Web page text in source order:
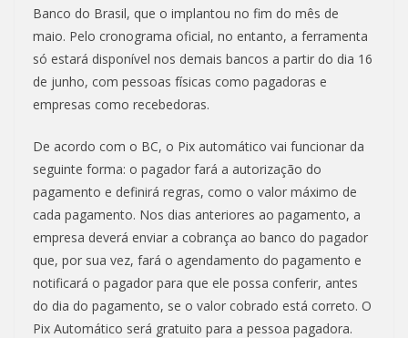
Banco do Brasil, que o implantou no fim do mês de
maio. Pelo cronograma oficial, no entanto, a ferramenta
só estará disponível nos demais bancos a partir do dia 16
de junho, com pessoas físicas como pagadoras e
empresas como recebedoras.
De acordo com o BC, o Pix automático vai funcionar da
seguinte forma: o pagador fará a autorização do
pagamento e definirá regras, como o valor máximo de
cada pagamento. Nos dias anteriores ao pagamento, a
empresa deverá enviar a cobrança ao banco do pagador
que, por sua vez, fará o agendamento do pagamento e
notificará o pagador para que ele possa conferir, antes
do dia do pagamento, se o valor cobrado está correto. O
Pix Automático será gratuito para a pessoa pagadora.